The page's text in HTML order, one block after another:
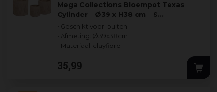
Mega Collections Bloempot Texas
Cylinder – Ø39 x H38 cm – S…
• Geschikt voor: buiten
• Afmeting: Ø39x38cm
• Materiaal: clayfibre
35,99